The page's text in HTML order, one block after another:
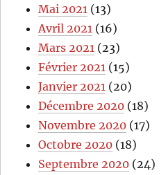
Mai 2021 (13)
Avril 2021 (16)
Mars 2021 (23)
Février 2021 (15)
Janvier 2021 (20)
Décembre 2020 (18)
Novembre 2020 (17)
Octobre 2020 (18)
Septembre 2020 (24)